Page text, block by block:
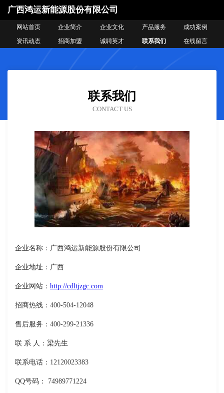
广西鸿运新能源股份有限公司
网站首页 企业简介 企业文化 产品服务
成功案例
资讯动态
招商加盟 诚聘英才 联系我们 在线留言
联系我们
CONTACT US
企业名称：广西鸿运新能源股份有限公司
企业地址：广西
企业网站： http://cdltjzgc.com
招商热线：400-504-12048
售后服务：400-299-21336
联 系 人：梁先生
联系电话：12120023383
QQ号码： 74989771224